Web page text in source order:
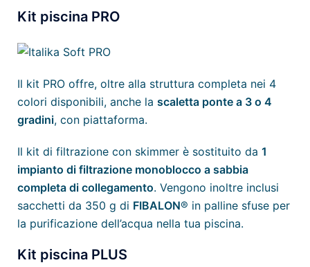
Kit piscina PRO
Il kit PRO offre, oltre alla struttura completa nei 4
colori disponibili, anche la scaletta ponte a 3 o 4
gradini, con piattaforma.
Il kit di filtrazione con skimmer è sostituito da 1
impianto di filtrazione monoblocco a sabbia
completa di collegamento. Vengono inoltre inclusi
sacchetti da 350 g di FIBALON® in palline sfuse per
la purificazione dell’acqua nella tua piscina.
Kit piscina PLUS